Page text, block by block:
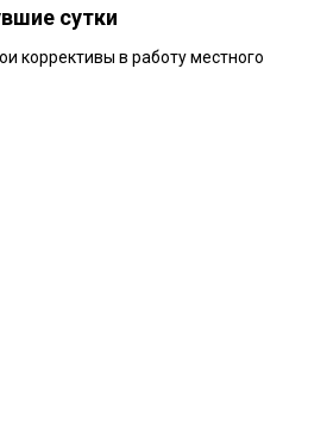
сутки
коррективы в работу местного